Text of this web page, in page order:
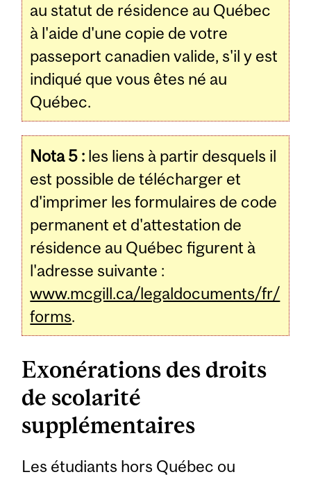
au statut de résidence au Québec
à l'aide d'une copie de votre
passeport canadien valide, s'il y est
indiqué que vous êtes né au
Québec.
Nota 5 : les liens à partir desquels il
est possible de télécharger et
d'imprimer les formulaires de code
permanent et d'attestation de
résidence au Québec figurent à
l'adresse suivante :
www.mcgill.ca/legaldocuments/fr/
forms.
Exonérations des droits
de scolarité
supplémentaires
Les étudiants hors Québec ou